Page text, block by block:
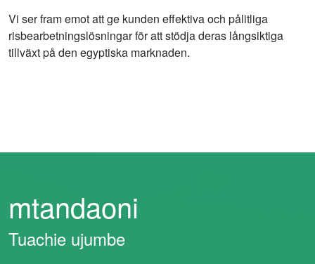
Vi ser fram emot att ge kunden effektiva och pålitliga
risbearbetningslösningar för att stödja deras långsiktiga
tillväxt på den egyptiska marknaden.
mtandaoni
Tuachie ujumbe